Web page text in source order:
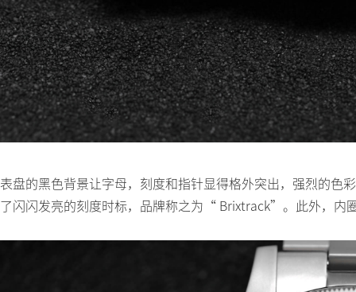
表盘的黑色背景让字母，刻度和指针显得格外突出，强烈的色
了闪闪发亮的刻度时标，品牌称之为“ Brixtrack”。此外，内